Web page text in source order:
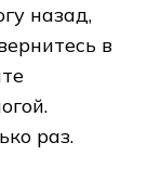
назад,
в
раз.